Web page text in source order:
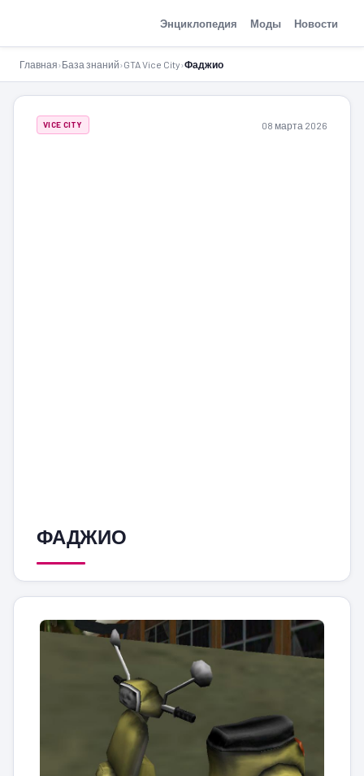
Энциклопедия Моды Новости
Главная›База знаний›GTA Vice City›Фаджио
VICE CITY 08 марта 2026
ФАДЖИО